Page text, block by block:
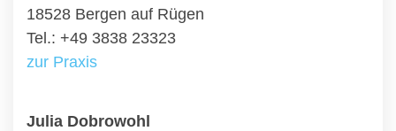
18528 Bergen auf Rügen
Tel.: +49 3838 23323
zur Praxis
Julia Dobrowohl